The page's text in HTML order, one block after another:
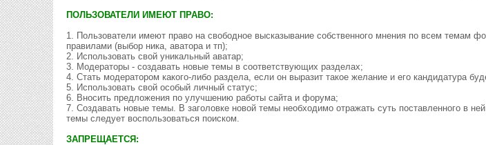
ПОЛЬЗОВАТЕЛИ ИМЕЮТ ПРАВО:
1. Пользователи имеют право на свободное высказывание собственного мнения по всем темам
правилами (выбор ника, аватора и тп);
2. Использовать свой уникальный аватар;
3. Модераторы - создавать новые темы в соответствующих разделах;
4. Стать модератором какого-либо раздела, если он выразит такое желание и его кандидатура
5. Использовать свой особый личный статус;
6. Вносить предложения по улучшению работы сайта и форума;
7. Создавать новые темы. В заголовке новой темы необходимо отражать суть поставленного в
темы следует воспользоваться поиском.
ЗАПРЕЩАЕТСЯ: